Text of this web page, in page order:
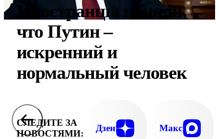
Иностранцы поняли,
что Путин –
искренний и
нормальный человек
СЛЕДИТЕ ЗА
НОВОСТЯМИ:
Дзен Макс